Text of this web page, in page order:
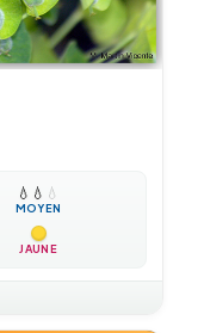
💧 💧 💧
MOYEN
JAUNE